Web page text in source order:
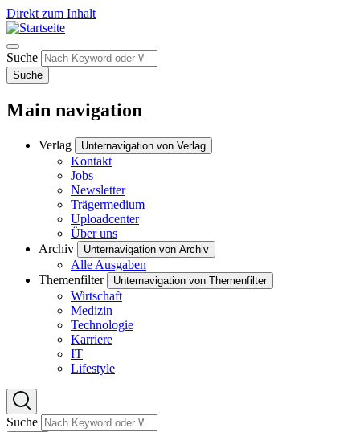
Direkt zum Inhalt
Suche
Suche
Main navigation
Verlag Unternavigation von Verlag
Kontakt
Jobs
Newsletter
Trägermedium
Uploadcenter
Über uns
Archiv
Unternavigation von Archiv
Alle Ausgaben
Themenfilter
Unternavigation von Themenfilter
Wirtschaft
Medizin
Technologie
Karriere
IT
Lifestyle
Suche